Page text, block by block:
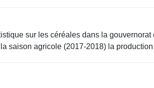
sur les céréales dans la
saison agricole (2017-2018) la production